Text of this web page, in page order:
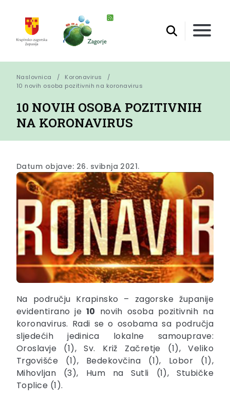
Naslovnica
Koronavirus
10 novih osoba pozitivnih na koronavirus
10 NOVIH OSOBA POZITIVNIH
NA KORONAVIRUS
Datum objave: 26. svibnja 2021.
Na području Krapinsko – zagorske županije
evidentirano je 10 novih osoba pozitivnih na
koronavirus. Radi se o osobama sa područja
sljedećih jedinica lokalne samouprave:
Oroslavje (1), Sv. Križ Začretje (1), Veliko
Trgovišće (1), Bedekovčina (1), Lobor (1),
Mihovljan (3), Hum na Sutli (1), Stubičke
Toplice (1).